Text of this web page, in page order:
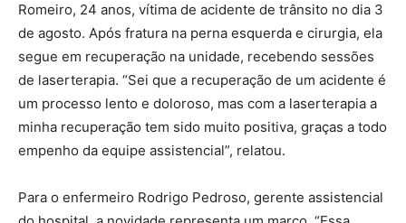
Romeiro, 24 anos, vítima de acidente de trânsito no dia 3
de agosto. Após fratura na perna esquerda e cirurgia, ela
segue em recuperação na unidade, recebendo sessões
de laserterapia. “Sei que a recuperação de um acidente é
um processo lento e doloroso, mas com a laserterapia a
minha recuperação tem sido muito positiva, graças a todo
empenho da equipe assistencial”, relatou.
Para o enfermeiro Rodrigo Pedroso, gerente assistencial